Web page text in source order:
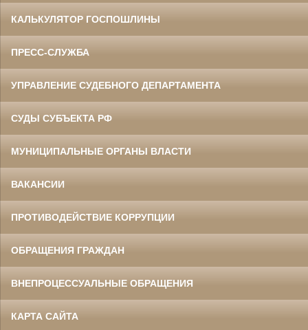
КАЛЬКУЛЯТОР ГОСПОШЛИНЫ
ПРЕСС-СЛУЖБА
УПРАВЛЕНИЕ СУДЕБНОГО ДЕПАРТАМЕНТА
СУДЫ СУБЪЕКТА РФ
МУНИЦИПАЛЬНЫЕ ОРГАНЫ ВЛАСТИ
ВАКАНСИИ
ПРОТИВОДЕЙСТВИЕ КОРРУПЦИИ
ОБРАЩЕНИЯ ГРАЖДАН
ВНЕПРОЦЕССУАЛЬНЫЕ ОБРАЩЕНИЯ
КАРТА САЙТА